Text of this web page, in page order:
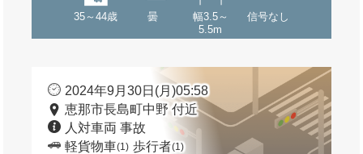
35～44歳 曇
幅3.5～
5.5m
信号なし
2024年9月30日(月)05:58
恵那市長島町中野 付近
人対車両 事故
軽貨物車(1) 歩行者(1)